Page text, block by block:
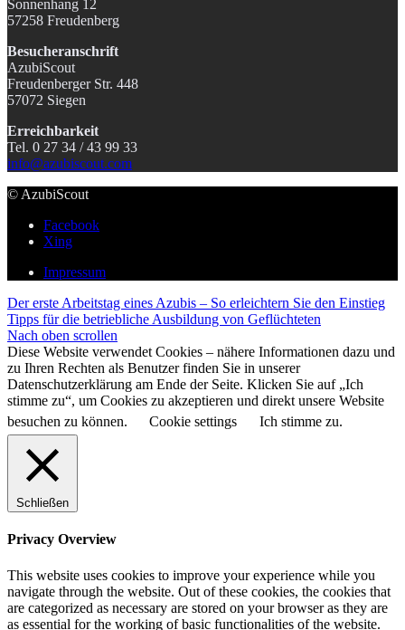
Sonnenhang 12
57258 Freudenberg
Besucheranschrift
AzubiScout
Freudenberger Str. 448
57072 Siegen
Erreichbarkeit
Tel. 0 27 34 / 43 99 33
info@azubiscout.com
© AzubiScout
Facebook
Xing
Impressum
Der erste Arbeitstag eines Azubis – So erleichtern Sie den Einstieg
Tipps für die betriebliche Ausbildung von Geflüchteten
Nach oben scrollen
Diese Website verwendet Cookies – nähere Informationen dazu und
zu Ihren Rechten als Benutzer finden Sie in unserer
Datenschutzerklärung am Ende der Seite. Klicken Sie auf „Ich
stimme zu“, um Cookies zu akzeptieren und direkt unsere Website
besuchen zu können.
Cookie settings Ich stimme zu.
Schließen
Privacy Overview
This website uses cookies to improve your experience while you
navigate through the website. Out of these cookies, the cookies that
are categorized as necessary are stored on your browser as they are
as essential for the working of basic functionalities of the website.